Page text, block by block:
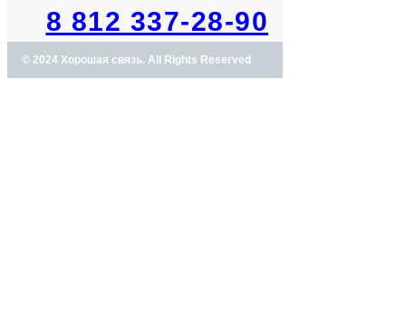
8 812 337-28-90
© 2024 Хорошая связь. All Rights Reserved